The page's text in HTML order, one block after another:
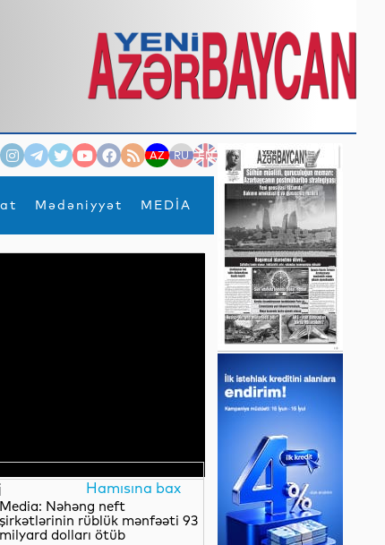
AZ RU EN
Mədəniyyət MEDİA
×
Hamısına bax
Media: Nəhəng neft
şirkətlərinin rüblük mənfəəti 93
milyard dolları ötüb